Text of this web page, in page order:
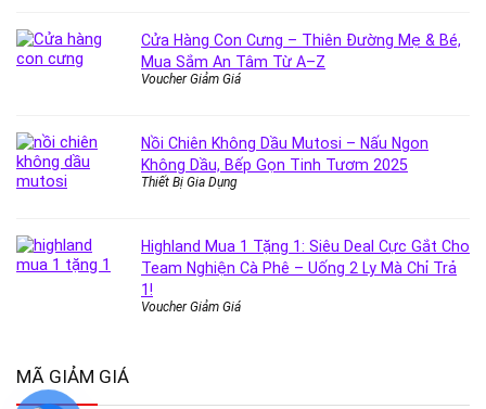
Cửa Hàng Con Cưng – Thiên Đường Mẹ & Bé,
Mua Sắm An Tâm Từ A–Z
Voucher Giảm Giá
Nồi Chiên Không Dầu Mutosi – Nấu Ngon
Không Dầu, Bếp Gọn Tinh Tươm 2025
Thiết Bị Gia Dụng
Highland Mua 1 Tặng 1: Siêu Deal Cực Gắt Cho
Team Nghiện Cà Phê – Uống 2 Ly Mà Chỉ Trả
1!
Voucher Giảm Giá
MÃ GIẢM GIÁ